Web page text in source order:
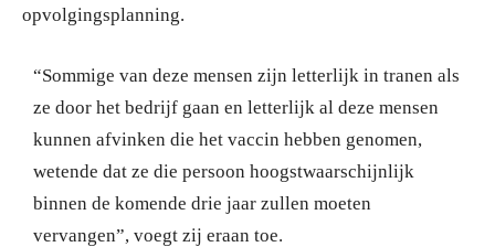
opvolgingsplanning.
“Sommige van deze mensen zijn letterlijk in tranen als
ze door het bedrijf gaan en letterlijk al deze mensen
kunnen afvinken die het vaccin hebben genomen,
wetende dat ze die persoon hoogstwaarschijnlijk
binnen de komende drie jaar zullen moeten
vervangen”, voegt zij eraan toe.